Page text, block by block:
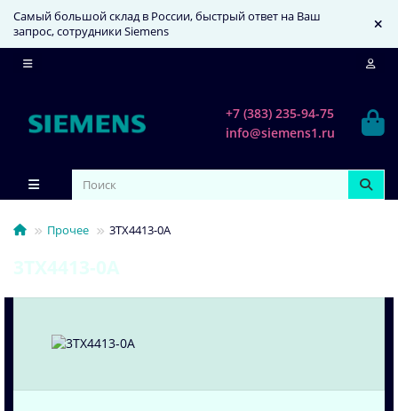
Самый большой склад в России, быстрый ответ на Ваш
запрос, сотрудники Siemens
+7 (383) 235-94-75
info@siemens1.ru
Прочее 3TX4413-0A
3TX4413-0A